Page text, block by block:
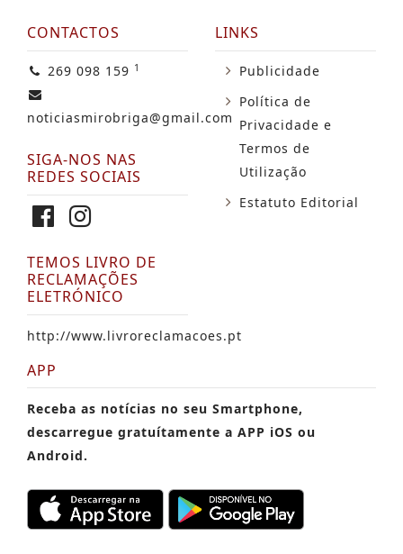
CONTACTOS
269 098 159 1
noticiasmirobriga@gmail.com
SIGA-NOS NAS
REDES SOCIAIS
TEMOS LIVRO DE
RECLAMAÇÕES
ELETRÓNICO
http://www.livroreclamacoes.pt
LINKS
Publicidade
Política de
Privacidade e
Termos de
Utilização
Estatuto Editorial
APP
Receba as notícias no seu Smartphone,
descarregue gratuítamente a APP iOS ou
Android.